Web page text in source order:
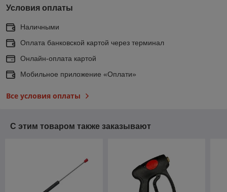
Условия оплаты
Наличными
Оплата банковской картой через терминал
Онлайн-оплата картой
Мобильное приложение «Оплати»
Все условия оплаты
С этим товаром также заказывают